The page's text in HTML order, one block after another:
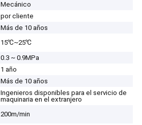
Mecánico
por cliente
Más de 10 años
15℃~25℃
0.3 ~ 0.9MPa
1 año
Más de 10 años
Ingenieros disponibles para el servicio de
maquinaria en el extranjero
200m/min